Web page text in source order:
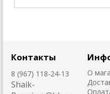
Контакты
8 (967) 118-24-13
Shaik-
О